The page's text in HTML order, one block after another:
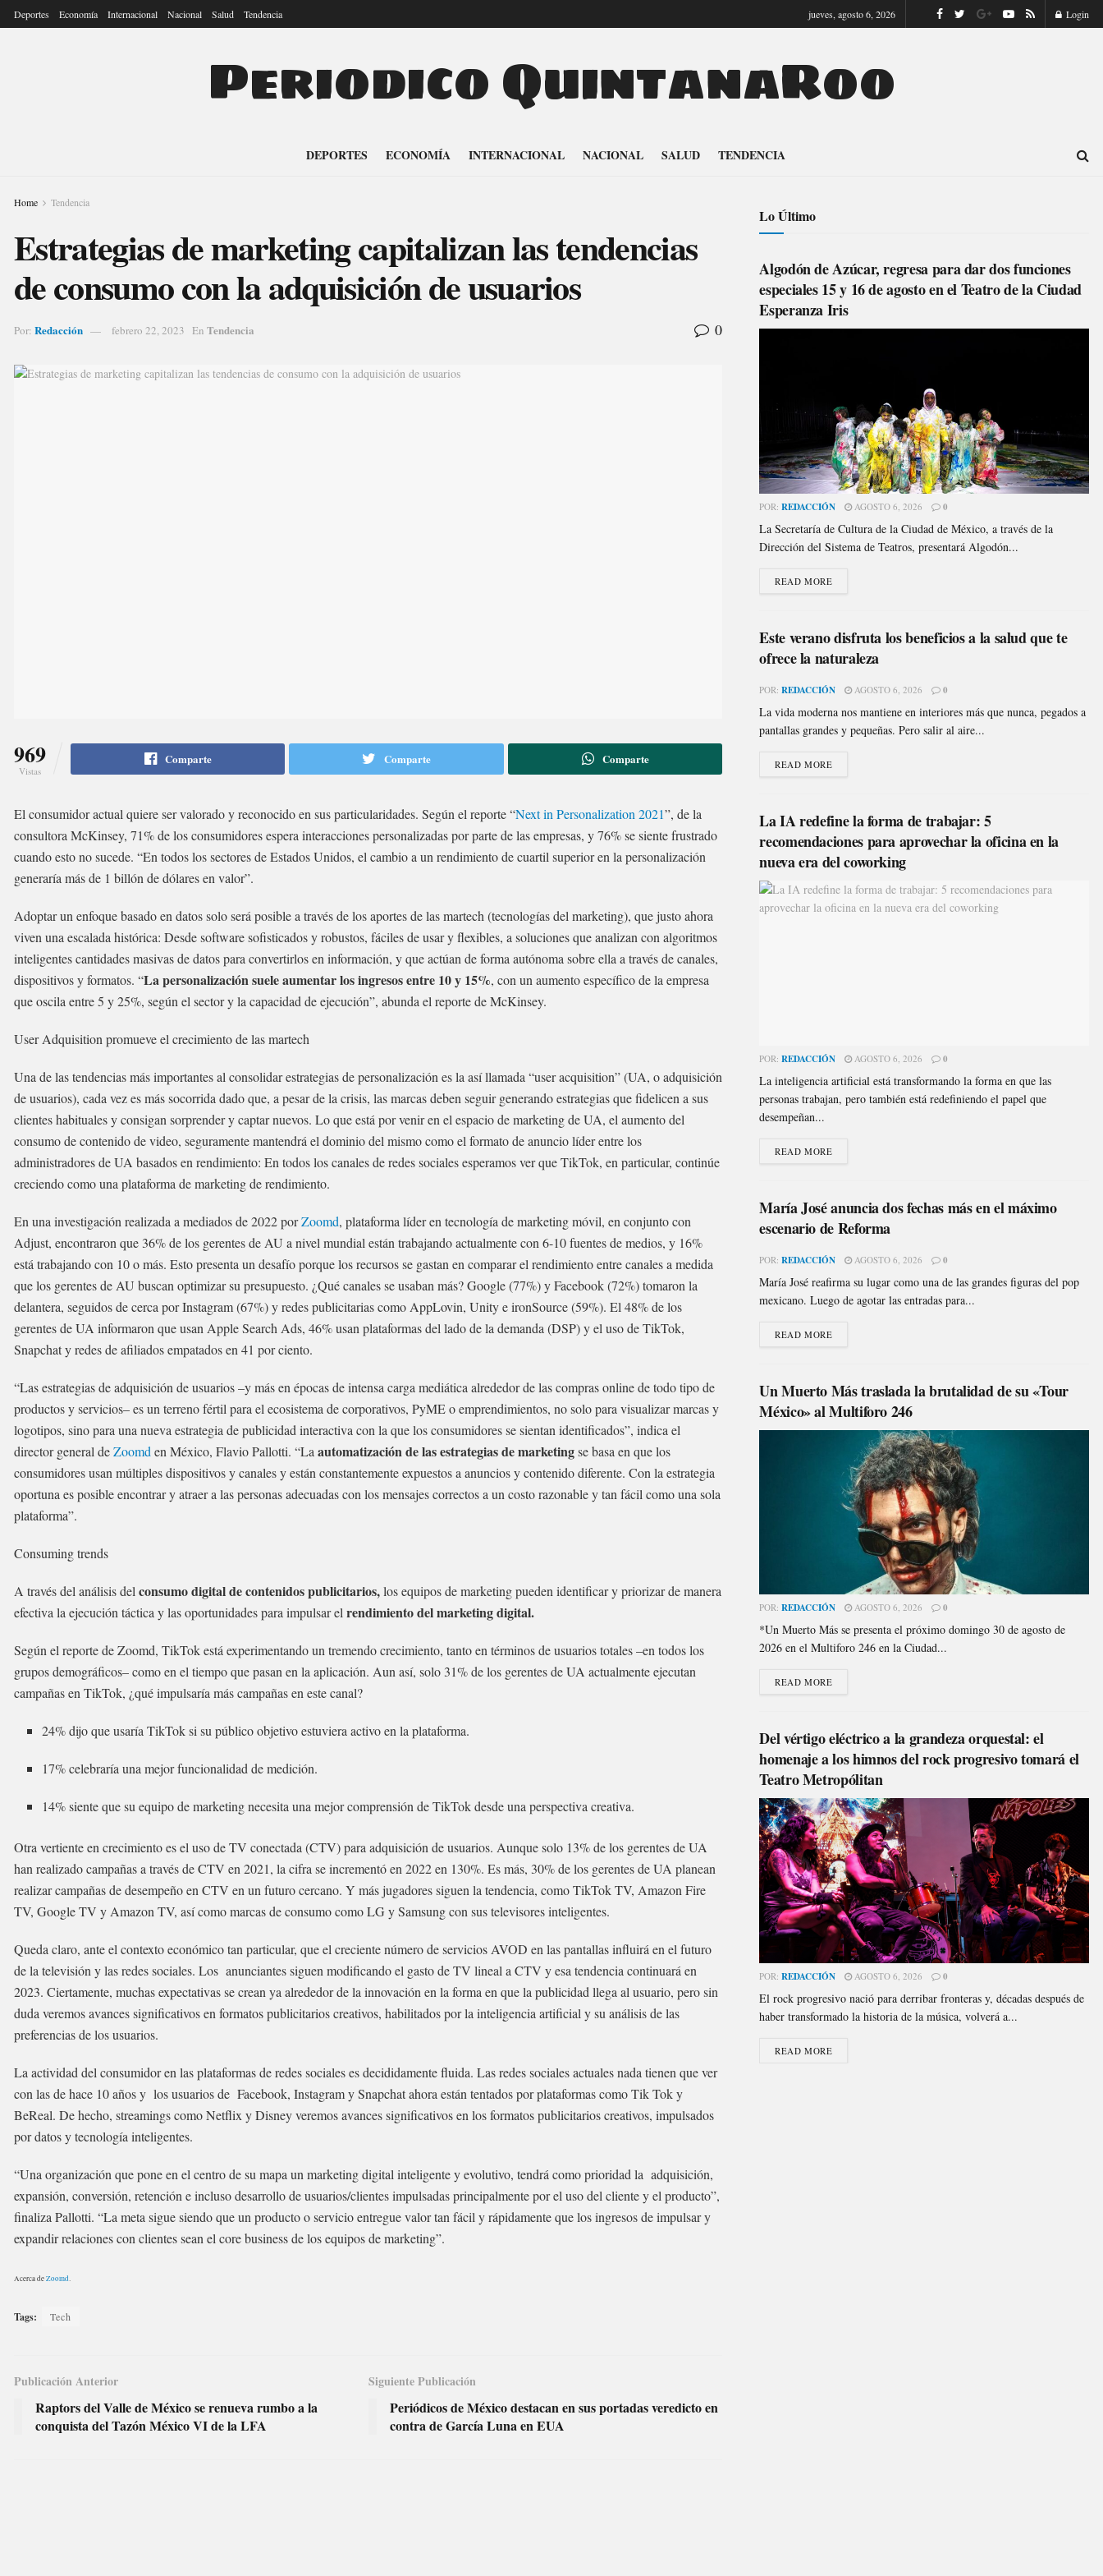
Deportes Economía Internacional Nacional Salud Tendencia jueves, agosto 6, 2026 Login
Periodico QuintanaRoo
DEPORTES ECONOMÍA INTERNACIONAL NACIONAL SALUD TENDENCIA
Home Tendencia
Estrategias de marketing capitalizan las tendencias
de consumo con la adquisición de usuarios
Por: Redacción febrero 22, 2023 En Tendencia 0
969
Vistas
Comparte Comparte Comparte
El consumidor actual quiere ser valorado y reconocido en sus particularidades. Según el reporte “Next in Personalization 2021”, de la
consultora McKinsey, 71% de los consumidores espera interacciones personalizadas por parte de las empresas, y 76% se siente frustrado
cuando esto no sucede. “En todos los sectores de Estados Unidos, el cambio a un rendimiento de cuartil superior en la personalización
generaría más de 1 billón de dólares en valor”.
Adoptar un enfoque basado en datos solo será posible a través de los aportes de las martech (tecnologías del marketing), que justo ahora
viven una escalada histórica: Desde software sofisticados y robustos, fáciles de usar y flexibles, a soluciones que analizan con algoritmos
inteligentes cantidades masivas de datos para convertirlos en información, y que actúan de forma autónoma sobre ella a través de canales,
dispositivos y formatos. “La personalización suele aumentar los ingresos entre 10 y 15%, con un aumento específico de la empresa
que oscila entre 5 y 25%, según el sector y la capacidad de ejecución”, abunda el reporte de McKinsey.
User Adquisition promueve el crecimiento de las martech
Una de las tendencias más importantes al consolidar estrategias de personalización es la así llamada “user acquisition” (UA, o adquisición
de usuarios), cada vez es más socorrida dado que, a pesar de la crisis, las marcas deben seguir generando estrategias que fidelicen a sus
clientes habituales y consigan sorprender y captar nuevos. Lo que está por venir en el espacio de marketing de UA, el aumento del
consumo de contenido de video, seguramente mantendrá el dominio del mismo como el formato de anuncio líder entre los
administradores de UA basados en rendimiento: En todos los canales de redes sociales esperamos ver que TikTok, en particular, continúe
creciendo como una plataforma de marketing de rendimiento.
En una investigación realizada a mediados de 2022 porZoomd, plataforma líder en tecnología de marketing móvil, en conjunto con
Adjust, encontraron que 36% de los gerentes de AU a nivel mundial están trabajando actualmente con 6-10 fuentes de medios, y 16%
está trabajando con 10 o más. Esto presenta un desafío porque los recursos se gastan en comparar el rendimiento entre canales a medida
que los gerentes de AU buscan optimizar su presupuesto. ¿Qué canales se usaban más? Google (77%) y Facebook (72%) tomaron la
delantera, seguidos de cerca por Instagram (67%) y redes publicitarias como AppLovin, Unity e ironSource (59%). El 48% de los
gerentes de UA informaron que usan Apple Search Ads, 46% usan plataformas del lado de la demanda (DSP) y el uso de TikTok,
Snapchat y redes de afiliados empatados en 41 por ciento.
“Las estrategias de adquisición de usuarios –y más en épocas de intensa carga mediática alrededor de las compras online de todo tipo de
productos y servicios– es un terreno fértil para el ecosistema de corporativos, PyME o emprendimientos, no solo para visualizar marcas y
logotipos, sino para una nueva estrategia de publicidad interactiva con la que los consumidores se sientan identificados”, indica el
director general deZoomden México, Flavio Pallotti. “Laautomatización de las estrategias de marketingse basa en que los
consumidores usan múltiples dispositivos y canales y están constantemente expuestos a anuncios y contenido diferente. Con la estrategia
oportuna es posible encontrar y atraer a las personas adecuadas con los mensajes correctos a un costo razonable y tan fácil como una sola
plataforma”.
Consuming trends
A través del análisis delconsumo digital de contenidos publicitarios,los equipos de marketing pueden identificar y priorizar de manera
efectiva la ejecución táctica y las oportunidades para impulsar elrendimiento del marketing digital.
Según el reporte de Zoomd, TikTok está experimentando un tremendo crecimiento, tanto en términos de usuarios totales –en todos los
grupos demográficos– como en el tiempo que pasan en la aplicación. Aun así, solo 31% de los gerentes de UA actualmente ejecutan
campañas en TikTok, ¿qué impulsaría más campañas en este canal?
24% dijo que usaría TikTok si su público objetivo estuviera activo en la plataforma.
17% celebraría una mejor funcionalidad de medición.
14% siente que su equipo de marketing necesita una mejor comprensión de TikTok desde una perspectiva creativa.
Otra vertiente en crecimiento es el uso de TV conectada (CTV) para adquisición de usuarios. Aunque solo 13% de los gerentes de UA
han realizado campañas a través de CTV en 2021, la cifra se incrementó en 2022 en 130%. Es más, 30% de los gerentes de UA planean
realizar campañas de desempeño en CTV en un futuro cercano. Y más jugadores siguen la tendencia, como TikTok TV, Amazon Fire
TV, Google TV y Amazon TV, así como marcas de consumo como LG y Samsung con sus televisores inteligentes.
Queda claro, ante el contexto económico tan particular, que el creciente número de servicios AVOD en las pantallas influirá en el futuro
de la televisión y las redes sociales. Los anunciantes siguen modificando el gasto de TV lineal a CTV y esa tendencia continuará en
2023. Ciertamente, muchas expectativas se crean ya alrededor de la innovación en la forma en que la publicidad llega al usuario, pero sin
duda veremos avances significativos en formatos publicitarios creativos, habilitados por la inteligencia artificial y su análisis de las
preferencias de los usuarios.
La actividad del consumidor en las plataformas de redes sociales es decididamente fluida. Las redes sociales actuales nada tienen que ver
con las de hace 10 años y los usuarios de Facebook, Instagram y Snapchat ahora están tentados por plataformas como Tik Tok y
BeReal. De hecho, streamings como Netflix y Disney veremos avances significativos en los formatos publicitarios creativos, impulsados
por datos y tecnología inteligentes.
“Una organización que pone en el centro de su mapa un marketing digital inteligente y evolutivo, tendrá como prioridad la adquisición,
expansión, conversión, retención e incluso desarrollo de usuarios/clientes impulsadas principalmente por el uso del cliente y el producto”,
finaliza Pallotti. “La meta sigue siendo que un producto o servicio entregue valor tan fácil y rápidamente que los ingresos de impulsar y
expandir relaciones con clientes sean el core business de los equipos de marketing”.
Acerca deZoomd.
Tags: Tech
Publicación Anterior
Raptors del Valle de México se renueva rumbo a la
conquista del Tazón México VI de la LFA
Siguiente Publicación
Periódicos de México destacan en sus portadas veredicto en
contra de García Luna en EUA
Lo Último
Algodón de Azúcar, regresa para dar dos funciones
especiales 15 y 16 de agosto en el Teatro de la Ciudad
Esperanza Iris
POR: REDACCIÓN AGOSTO 6, 2026 0
La Secretaría de Cultura de la Ciudad de México, a través de la
Dirección del Sistema de Teatros, presentará Algodón...
READ MORE
Este verano disfruta los beneficios a la salud que te
ofrece la naturaleza
POR: REDACCIÓN AGOSTO 6, 2026 0
La vida moderna nos mantiene en interiores más que nunca, pegados a
pantallas grandes y pequeñas. Pero salir al aire...
READ MORE
La IA redefine la forma de trabajar: 5
recomendaciones para aprovechar la oficina en la
nueva era del coworking
POR: REDACCIÓN AGOSTO 6, 2026 0
La inteligencia artificial está transformando la forma en que las
personas trabajan, pero también está redefiniendo el papel que
desempeñan...
READ MORE
María José anuncia dos fechas más en el máximo
escenario de Reforma
POR: REDACCIÓN AGOSTO 6, 2026 0
María José reafirma su lugar como una de las grandes figuras del pop
mexicano. Luego de agotar las entradas para...
READ MORE
Un Muerto Más traslada la brutalidad de su «Tour
México» al Multiforo 246
POR: REDACCIÓN AGOSTO 6, 2026 0
*Un Muerto Más se presenta el próximo domingo 30 de agosto de
2026 en el Multiforo 246 en la Ciudad...
READ MORE
Del vértigo eléctrico a la grandeza orquestal: el
homenaje a los himnos del rock progresivo tomará el
Teatro Metropólitan
POR: REDACCIÓN AGOSTO 6, 2026 0
El rock progresivo nació para derribar fronteras y, décadas después de
haber transformado la historia de la música, volverá a...
READ MORE